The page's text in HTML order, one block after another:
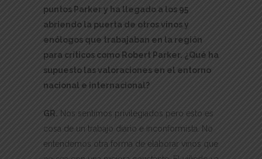
puntos Parker y ha llegado a los 95
abriendo la puerta de otros vinos y
enólogos que trabajaban en la región
para críticos como Robert Parker. ¿Qué ha
supuesto las valoraciones en el entorno
nacional e internacional?
GR. Nos sentimos privilegiados pero esto es
cosa de un trabajo diario e inconformista. No
entendemos otra forma de elaborar vinos que